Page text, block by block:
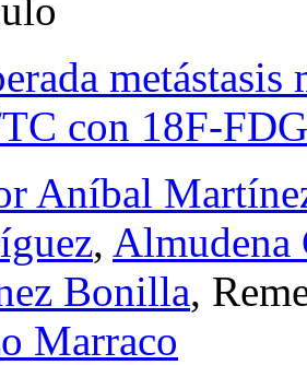
con 18F-FDG
Aníbal
, Almudena
Bonilla,
Marraco